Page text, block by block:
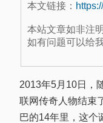
本文链接：
本站文章如非注
如有问题可以给
2013年5月10日，
联网传奇人物结束
巴的14年里，这个